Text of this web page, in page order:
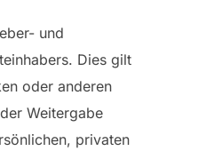
und
Dies gilt
oder anderen
Weitergabe
privaten